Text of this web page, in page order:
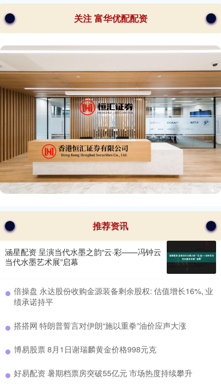
关注 富华优配配资
推荐资讯
涵星配资 呈演当代水墨之韵“云·彩——冯钟云
当代水墨艺术展”启幕
​倍操盘 永达股份收购金源装备剩余股权: 估值增长16%, 业
绩承诺持平
​搭搭网 特朗普誓言对伊朗“施以重拳”油价应声大涨
​博易股票 8月1日谢瑞麟黄金价格998元克
​好易配资 暑期档票房突破55亿元 市场热度持续攀升